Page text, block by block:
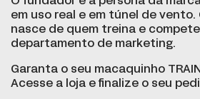
em uso real e em túnel de
nasce de quem treina e
departamento de marketing.
Garanta o seu macaquinho
Acesse a loja e finalize o seu